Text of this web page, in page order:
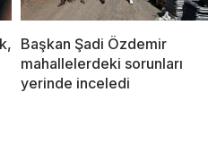
Başkan Şadi Özdemir
mahallelerdeki sorunları
yerinde inceledi